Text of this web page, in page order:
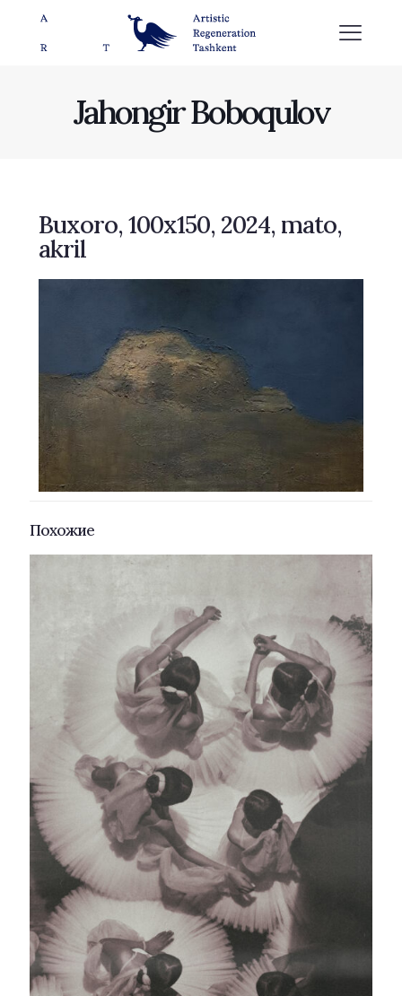
Jahongir Boboqulov
Buxoro, 100х150, 2024, mato,
akril
Похожие